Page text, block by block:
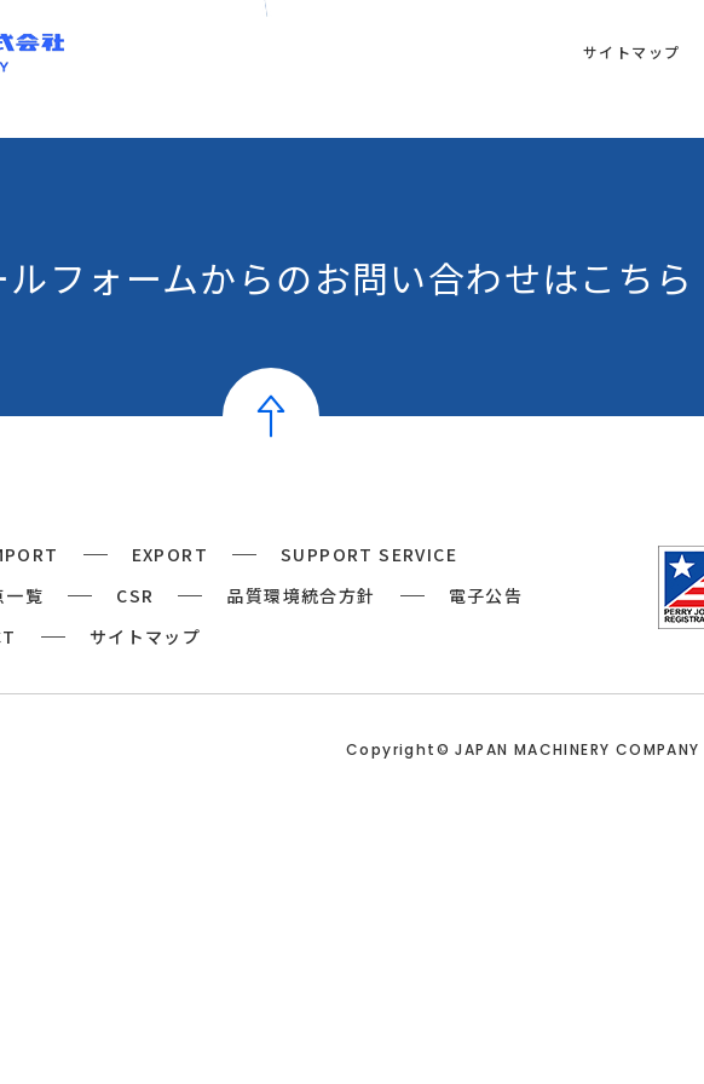
サイトマップ
フォームからのお問い合わせはこちら
EXPORT
SUPPORT SERVICE
一覧
CSR 品質環境統合方針
電子公告
サイトマップ
Copyright© JAPAN MACHINERY COMPANY